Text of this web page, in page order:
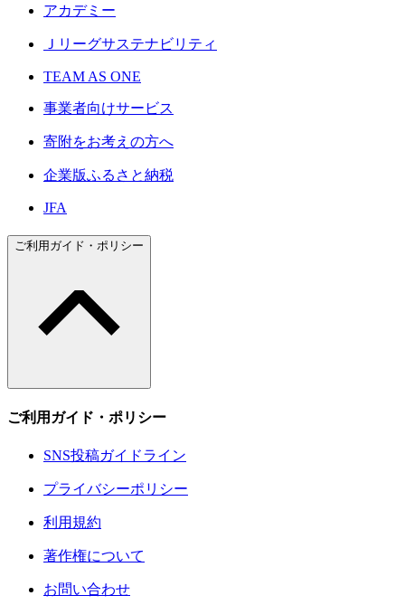
アカデミー
Ｊリーグサステナビリティ
TEAM AS ONE
事業者向けサービス
寄附をお考えの方へ
企業版ふるさと納税
JFA
ご利用ガイド・ポリシー
ご利用ガイド・ポリシー
SNS投稿ガイドライン
プライバシーポリシー
利用規約
著作権について
お問い合わせ